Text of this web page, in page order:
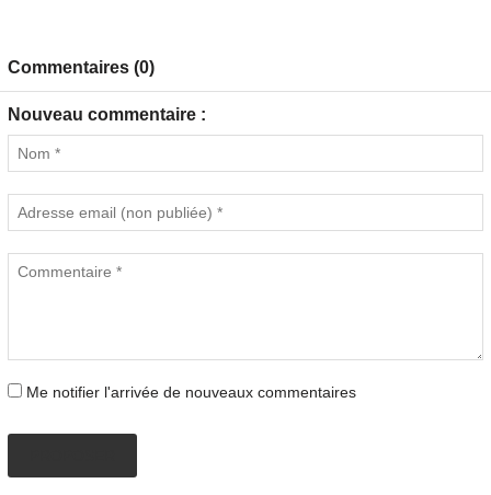
Commentaires (0)
Nouveau commentaire :
Me notifier l'arrivée de nouveaux commentaires